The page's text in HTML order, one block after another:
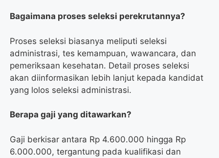
Bagaimana proses seleksi perekrutannya?
Proses seleksi biasanya meliputi seleksi
administrasi, tes kemampuan, wawancara, dan
pemeriksaan kesehatan. Detail proses seleksi
akan diinformasikan lebih lanjut kepada kandidat
yang lolos seleksi administrasi.
Berapa gaji yang ditawarkan?
Gaji berkisar antara Rp 4.600.000 hingga Rp
6.000.000, tergantung pada kualifikasi dan